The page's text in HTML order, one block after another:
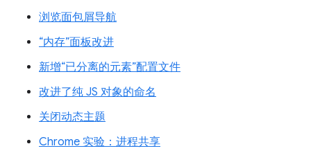
浏览面包屑导航
“内存”面板改进
新增“已分离的元素”配置文件
改进了纯 JS 对象的命名
关闭动态主题
Chrome 实验：进程共享